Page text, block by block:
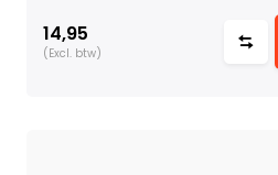
14,95
(Excl. btw)